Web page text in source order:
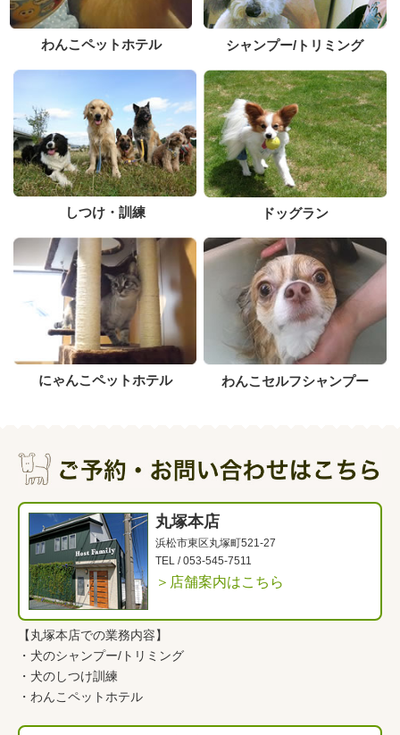
わんこペットホテル シャンプー/トリミング
しつけ・訓練 ドッグラン
にゃんこペットホテル わんこセルフシャンプー
丸塚本店
浜松市東区丸塚町521-27
TEL /053-545-7511
＞店舗案内はこちら
【丸塚本店での業務内容】
・ 犬のシャンプー/トリミング
・ 犬のしつけ訓練
・ わんこペットホテル